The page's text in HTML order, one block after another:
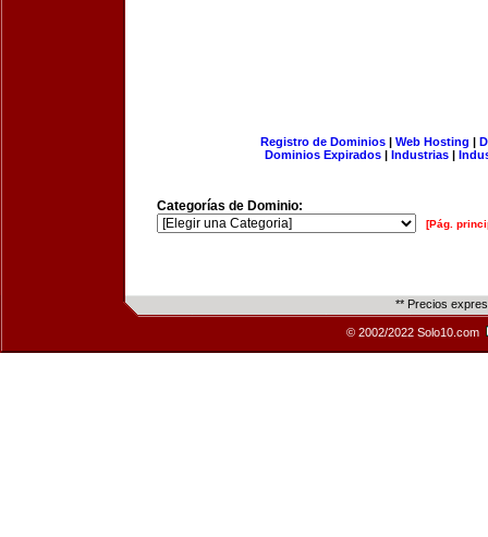
Registro de Dominios| Web Hosting |
Dominios Expirados | Industrias |
Categorías de Dominio:
[Pág.
** Precios
© 2002/2022 Solo10.com